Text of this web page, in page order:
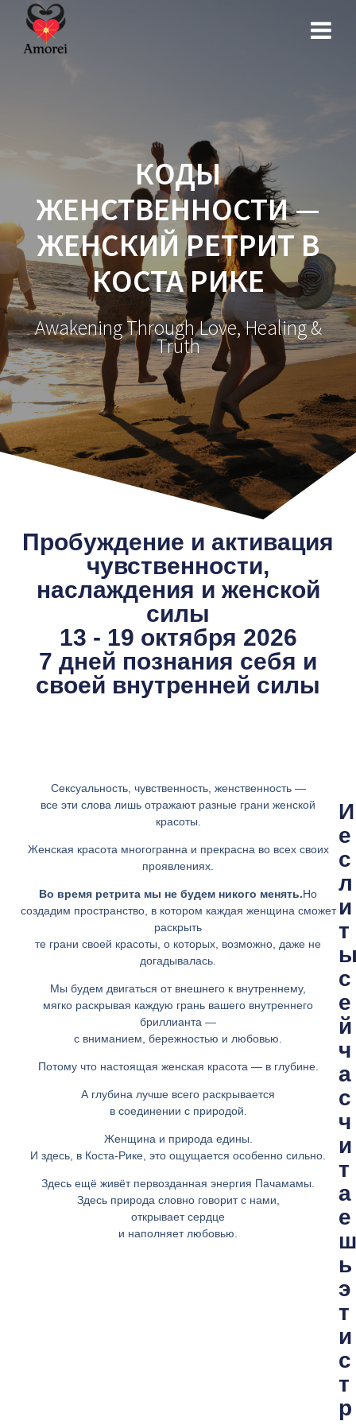
КОДЫ
ЖЕНСТВЕННОСТИ —
ЖЕНСКИЙ РЕТРИТ В
КОСТА РИКЕ
Awakening Through Love, Healing &
Truth
Пробуждение и активация
чувственности,
наслаждения и женской
силы
13 - 19 октября 2026
7 дней познания себя и
своей внутренней силы
И
е
с
л
и
т
с
е
й
ч
а
с
ч
и
т
а
е
ш
ь
э
т
и
с
т
р
Сексуальность, чувственность, женственность —
все эти слова лишь отражают разные грани женской
красоты.
Женская красота многогранна и прекрасна во всех своих
проявлениях.
Во время ретрита мы не будем никого менять.Но
создадим пространство, в котором каждая женщина сможет
раскрыть
те грани своей красоты, о которых, возможно, даже не
догадывалась.
Мы будем двигаться от внешнего к внутреннему,
мягко раскрывая каждую грань вашего внутреннего
бриллианта —
с вниманием, бережностью и любовью.
Потому что настоящая женская красота — в глубине.
А глубина лучше всего раскрывается
в соединении с природой.
Женщина и природа едины.
И здесь, в Коста-Рике, это ощущается особенно сильно.
Здесь ещё живёт первозданная энергия Пачамамы.
Здесь природа словно говорит с нами,
открывает сердце
и наполняет любовью.